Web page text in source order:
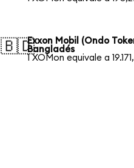
🇧🇩Exxon Mobil (Ondo
Bangladés
1 XOMon equivale a